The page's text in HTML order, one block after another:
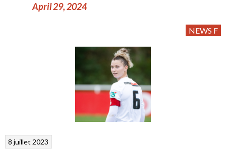
April 29, 2024
NEWS F
8 juillet 2023